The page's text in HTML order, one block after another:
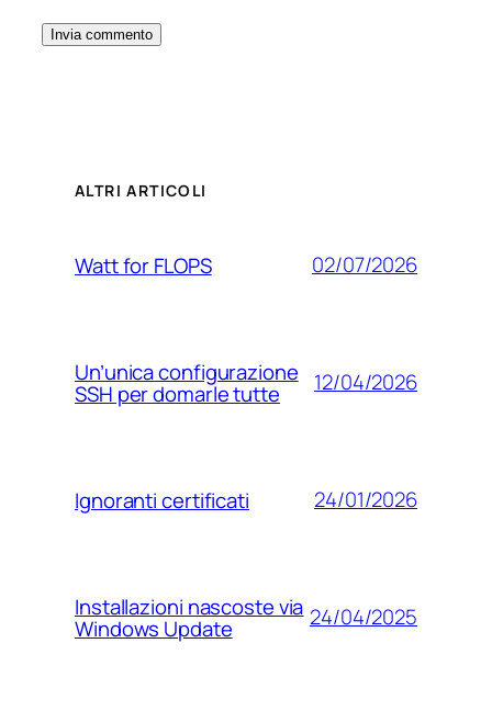
ALTRI ARTICOLI
Watt for FLOPS 02/07/2026
Un’unica configurazione
SSH per domarle tutte 12/04/2026
Ignoranti certificati 24/01/2026
Installazioni nascoste via
Windows Update 24/04/2025